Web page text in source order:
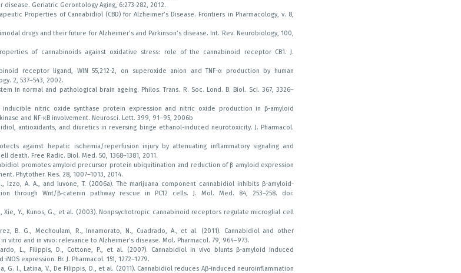
disease. Geriatric Gerontology Aging, 6:273-282, 2012.
Properties of Cannabidiol (CBD) for Alzheimer’s Disease. Frontiers in Pharmacology, v. 8,
drugs and their future for Alzheimer’s and Parkinson’s disease. Int. Rev. Neurobiology, 100,
of cannabinoids against oxidative stress: role of the cannabinoid receptor CB1. J.
receptor ligand, WIN 55,212-2, on superoxide anion and TNF-α production by human
2, 537–543, 2002.
in normal and pathological brain ageing. Philos. Trans. R. Soc. Lond. B. Biol. Sci. 367, 3326–
nitric oxide synthase protein expression and nitric oxide production in β-amyloid
and NF-κB involvement. Neurosci. Lett. 399, 91–95, 2006b
antioxidants, and diuretics in reversing binge ethanol-induced neurotoxicity. J. Pharmacol.
against hepatic ischemia/reperfusion injury by attenuating inflammatory signaling and
death. Free Radic. Biol. Med. 50, 1368–1381, 2011.
promotes amyloid precursor protein ubiquitination and reduction of β amyloid expression
Phytother. Res. 28, 1007–1013, 2014.
Izzo, A. A., and Iuvone, T. (2006a). The marijuana component cannabidiol inhibits β-amyloid-
through Wnt/β-catenin pathway rescue in PC12 cells. J. Mol. Med. 84, 253–258. doi:
Xie, Y., Kunos, G., et al. (2003). Nonpsychotropic cannabinoid receptors regulate microglial cell
B. G., Mechoulam, R., Innamorato, N., Cuadrado, A., et al. (2011). Cannabidiol and other
vitro and in vivo: relevance to Alzheimer’s disease. Mol. Pharmacol. 79, 964–973.
L., Filippis, D., Cottone, P., et al. (2007). Cannabidiol in vivo blunts β-amyloid induced
expression. Br. J. Pharmacol. 151, 1272–1279.
G. I., Latina, V., De Filippis, D., et al. (2011). Cannabidiol reduces Aβ-induced neuroinflammation